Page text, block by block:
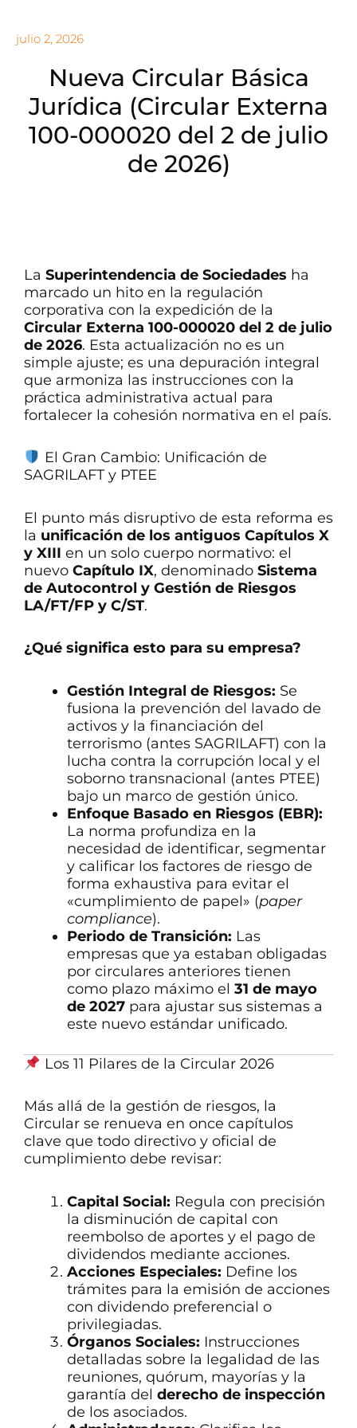
julio 2, 2026
Nueva Circular Básica
Jurídica (Circular Externa
100-000020 del 2 de julio
de 2026)
La Superintendencia de Sociedades ha
marcado un hito en la regulación
corporativa con la expedición de la
Circular Externa 100-000020 del 2 de julio
de 2026. Esta actualización no es un
simple ajuste; es una depuración integral
que armoniza las instrucciones con la
práctica administrativa actual para
fortalecer la cohesión normativa en el país.
El Gran Cambio: Unificación de
SAGRILAFT y PTEE
El punto más disruptivo de esta reforma es
la unificación de los antiguos Capítulos X
y XIII en un solo cuerpo normativo: el
nuevo Capítulo IX, denominado Sistema
de Autocontrol y Gestión de Riesgos
LA/FT/FP y C/ST.
¿Qué significa esto para su empresa?
Gestión Integral de Riesgos: Se
fusiona la prevención del lavado de
activos y la financiación del
terrorismo (antes SAGRILAFT) con la
lucha contra la corrupción local y el
soborno transnacional (antes PTEE)
bajo un marco de gestión único.
Enfoque Basado en Riesgos (EBR):
La norma profundiza en la
necesidad de identificar, segmentar
y calificar los factores de riesgo de
forma exhaustiva para evitar el
«cumplimiento de papel» (paper
compliance).
Periodo de Transición: Las
empresas que ya estaban obligadas
por circulares anteriores tienen
como plazo máximo el 31 de mayo
de 2027 para ajustar sus sistemas a
este nuevo estándar unificado.
Los 11 Pilares de la Circular 2026
Más allá de la gestión de riesgos, la
Circular se renueva en once capítulos
clave que todo directivo y oficial de
cumplimiento debe revisar:
Capital Social: Regula con precisión
la disminución de capital con
reembolso de aportes y el pago de
dividendos mediante acciones.
Acciones Especiales: Define los
trámites para la emisión de acciones
con dividendo preferencial o
privilegiadas.
Órganos Sociales: Instrucciones
detalladas sobre la legalidad de las
reuniones, quórum, mayorías y la
garantía del derecho de inspección
de los asociados.